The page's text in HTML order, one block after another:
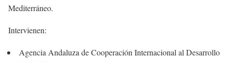
Mediterráneo.
Intervienen:
Agencia Andaluza de Cooperación Internacional al Desarrollo